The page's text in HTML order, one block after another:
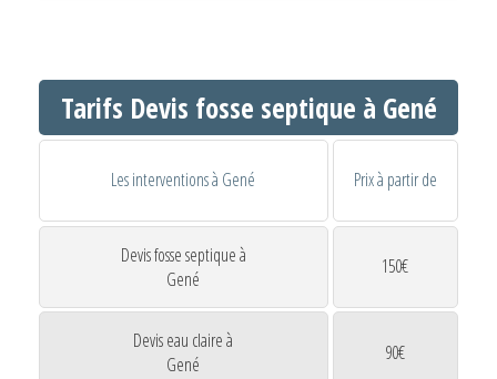
Tarifs Devis fosse septique à Gené
Les interventions à Gené Prix à partir de
Devis fosse septique à
Gené
150€
Devis eau claire à
Gené
90€